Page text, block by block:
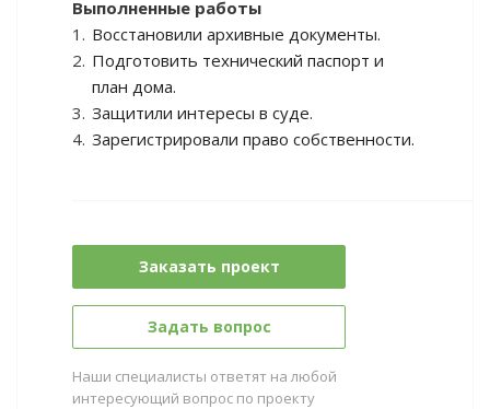
Выполненные работы
Восстановили архивные документы.
Подготовить технический паспорт и
план дома.
Защитили интересы в суде.
Зарегистрировали право собственности.
Заказать проект
Задать вопрос
Наши специалисты ответят на любой
интересующий вопрос по проекту